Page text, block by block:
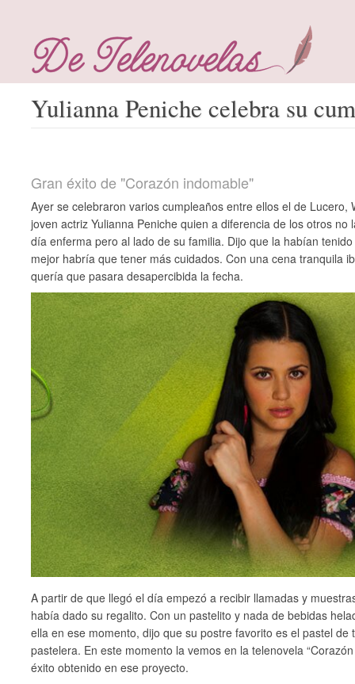
Yulianna Peniche celebra su
Gran éxito de "Corazón indomable"
Ayer se celebraron varios cumpleaños entre ellos el de Lucero,
joven actriz Yulianna Peniche quien a diferencia de los otros
día enferma pero al lado de su familia. Dijo que la habían
mejor habría que tener más cuidados. Con una cena tranquila
quería que pasara desapercibida la fecha.
A partir de que llegó el día empezó a recibir llamadas y
había dado su regalito. Con un pastelito y nada de bebidas
ella en ese momento, dijo que su postre favorito es el pastel
pastelera. En este momento la vemos en la telenovela
éxito obtenido en ese proyecto.